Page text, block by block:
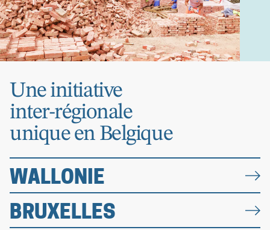
Une initiative
inter-régionale
unique en Belgique
WALLONIE
BRUXELLES